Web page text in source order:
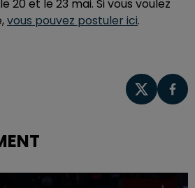
20 et le 23 mai. Si vous voulez
vous pouvez postuler ici.